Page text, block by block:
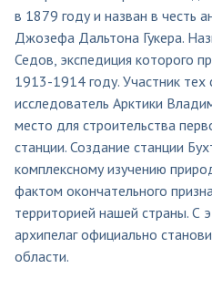
в 1879 году и назван в честь
Джозефа Дальтона Гукера.
Седов, экспедиция которого
1913-1914 году. Участник тех
исследователь Арктики
место для строительства
станции. Создание станции
комплексному изучению
фактом окончательного
территорией нашей страны. С
архипелаг официально
области.